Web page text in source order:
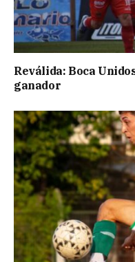
Reválida: Boca
ganador